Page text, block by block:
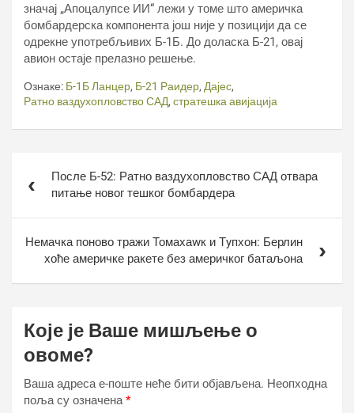
значај „Апоцалyпсе ИИ“ лежи у томе што америчка
бомбардерска компонента још није у позицији да се
одрекне употребљивих Б-1Б. До доласка Б-21, овај
авион остаје прелазно решење.
Ознаке: Б-1Б Ланцер, Б-21 Раидер, Дајес,
Ратно ваздухопловство САД, стратешка авијација
чланкаПосле Б-52: Ратно ваздухопловство САД отвара
питање новог тешког бомбардера
Немачка поново тражи Томахаwк и Тyпхон: Берлин
хоће америчке ракете без америчког батаљона
Које је Ваше мишљење о
овоме?
Ваша адреса е-поште неће бити објављена. Неопходна
поља су означена *